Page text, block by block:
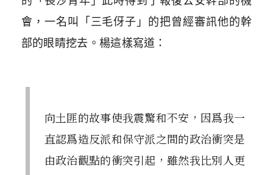
會，一名叫「三毛伢子」的把曾經審訊他的幹
部的眼睛挖去。楊這樣寫道：
向土匪的故事使我震驚和不安，因爲我一
直認爲造反派和保守派之間的政治衝突是
由政治觀點的衝突引起，雖然我比別人更